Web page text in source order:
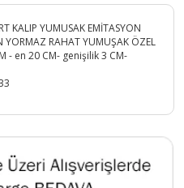
KALIP YUMUSAK EMİTASYON
YORMAZ RAHAT YUMUŞAK ÖZEL
- en 20 CM- genişilik 3 CM-